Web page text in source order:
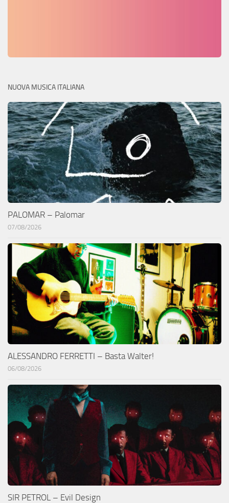
NUOVA MUSICA ITALIANA
PALOMAR – Palomar
07/08/2026
ALESSANDRO FERRETTI – Basta Walter!
06/08/2026
SIR PETROL – Evil Design